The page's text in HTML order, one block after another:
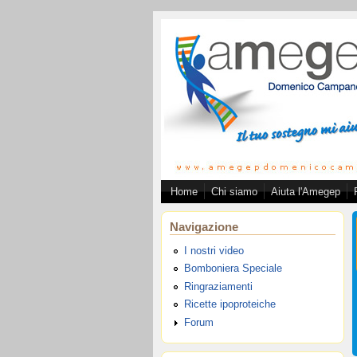
Associazione
Home Chi siamo Aiuta l'Amegep
Navigazione
I nostri video
Bomboniera Speciale
Ringraziamenti
Ricette ipoproteiche
Forum